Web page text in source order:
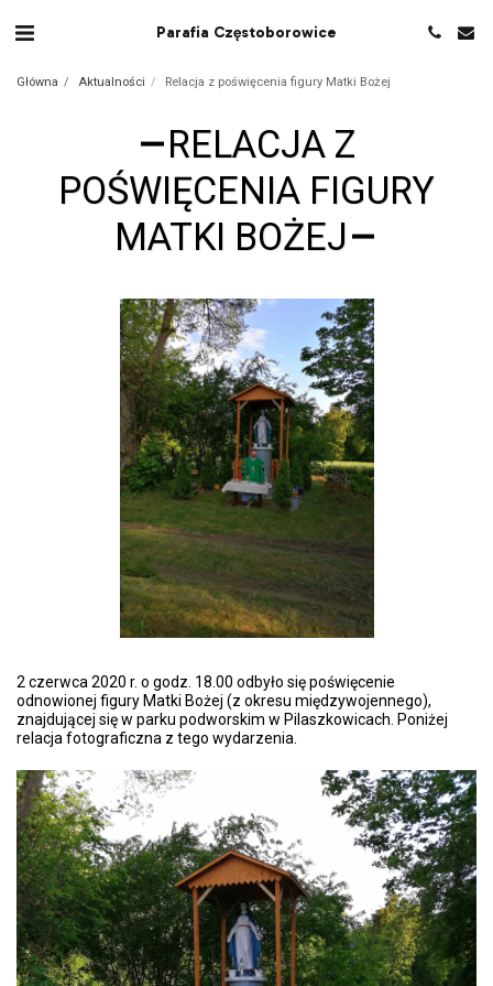
Parafia Częstoborowice
Główna Aktualności Relacja z poświęcenia figury Matki Bożej
RELACJA Z
POŚWIĘCENIA FIGURY
MATKI BOŻEJ
2 czerwca 2020 r. o godz. 18.00 odbyło się poświęcenie
odnowionej figury Matki Bożej (z okresu międzywojennego),
znajdującej się w parku podworskim w Pilaszkowicach. Poniżej
relacja fotograficzna z tego wydarzenia.